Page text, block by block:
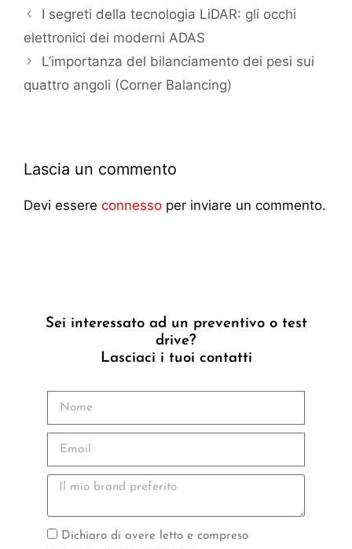
I segreti della tecnologia LiDAR: gli occhi
elettronici dei moderni ADAS
L’importanza del bilanciamento dei pesi sui
quattro angoli (Corner Balancing)
Lascia un commento
Devi essere connesso per inviare un commento.
Sei interessato ad un preventivo o test
drive?
Lasciaci i tuoi contatti
Dichiaro di avere letto e compreso